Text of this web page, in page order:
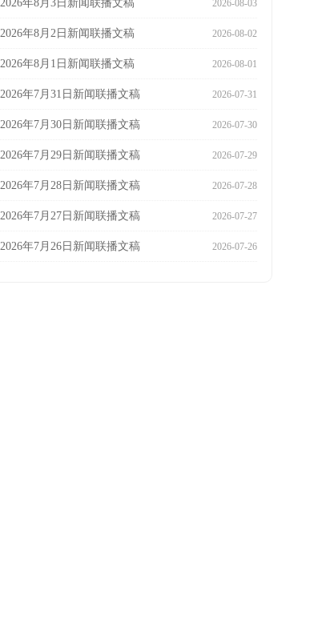
2026-08-02
2026年8月2日新闻联播文稿
2026-08-01
2026年8月1日新闻联播文稿
2026-07-31
2026年7月31日新闻联播文稿
2026-07-30
2026年7月30日新闻联播文稿
2026-07-29
2026年7月29日新闻联播文稿
2026-07-28
2026年7月28日新闻联播文稿
2026-07-27
2026年7月27日新闻联播文稿
2026-07-26
2026年7月26日新闻联播文稿